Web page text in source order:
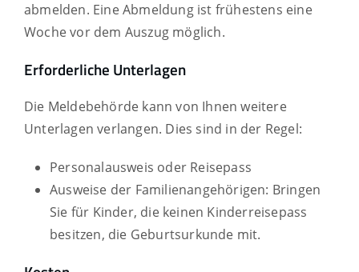
abmelden. Eine Abmeldung ist frühestens eine
Woche vor dem Auszug möglich.
Erforderliche Unterlagen
Die Meldebehörde kann von Ihnen weitere
Unterlagen verlangen. Dies sind in der Regel:
Personalausweis oder Reisepass
Ausweise der Familienangehörigen: Bringen
Sie für Kinder, die keinen Kinderreisepass
besitzen, die Geburtsurkunde mit.